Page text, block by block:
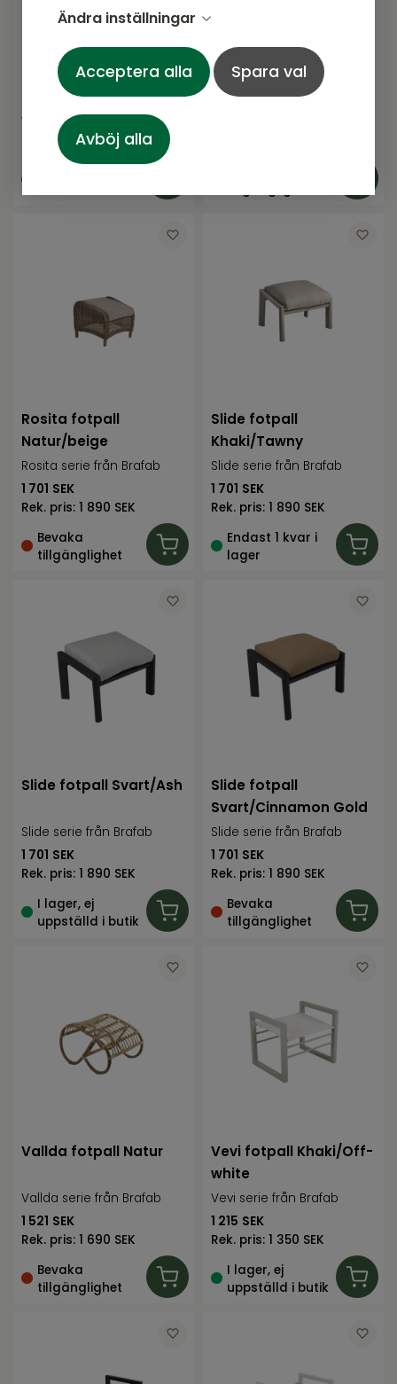
Ändra inställningar
Acceptera alla Spara val
Avböj alla
Olivia fotpall
cream/natur, inkl
serie från Atleve
1 095
SEK
Rek. pris: 1 200 SEK
Rosita fotpall Grå/grå
Rosita serie från Brafab
Rosita fotpall
Natur/beige
Rosita serie från Brafab
1 701 SEK
Rek. pris: 1 890 SEK
Bevaka
tillgänglighet
Slide fotpall
Khaki/Tawny
Slide serie från Brafab
1 701 SEK
Rek. pris: 1 890 SEK
Endast 1 kvar i
lager
Slide fotpall Svart/Ash
Slide serie från Brafab
1 701 SEK
Rek. pris: 1 890 SEK
I lager, ej
uppställd i butik
Slide fotpall
Svart/Cinnamon Gold
Slide serie från Brafab
1 701 SEK
Rek. pris: 1 890 SEK
Bevaka
tillgänglighet
Vallda fotpall Natur
Vallda serie från Brafab
1 521 SEK
Rek. pris: 1 690 SEK
Bevaka
tillgänglighet
Vevi fotpall Khaki/Off-
white
Vevi serie från Brafab
1 215 SEK
Rek. pris: 1 350 SEK
I lager, ej
uppställd i butik